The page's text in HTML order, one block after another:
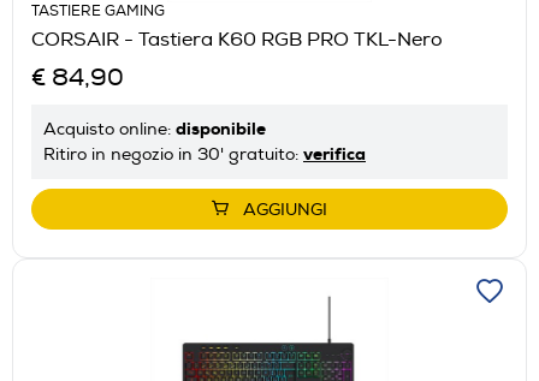
TASTIERE GAMING
CORSAIR - Tastiera K60 RGB PRO TKL-Nero
€ 84,90
Acquisto online: disponibile
Ritiro in negozio in 30' gratuito: verifica
AGGIUNGI